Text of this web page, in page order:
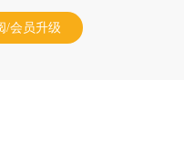
/会员升级